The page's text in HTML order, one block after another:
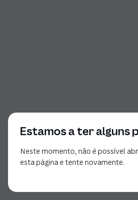
Estamos a ter alguns
Neste momento, não é possível
esta página e tente novamente.